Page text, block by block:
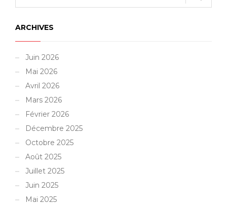
ARCHIVES
Juin 2026
Mai 2026
Avril 2026
Mars 2026
Février 2026
Décembre 2025
Octobre 2025
Août 2025
Juillet 2025
Juin 2025
Mai 2025